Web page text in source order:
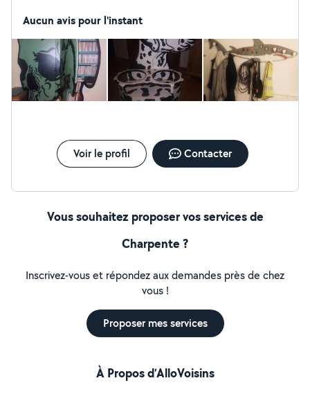
métallique, monteur d'échafaudages, isolateur
des meubles disgn et fonctionnel,rénove des meubles
en bois ou autre. Je suis organiser, sérieux et propre
dans mon travail.
Aucun avis pour l'instant
Voir le profil Contacter
Vous souhaitez proposer vos services de
Charpente ?
Inscrivez-vous et répondez aux demandes près de chez
vous !
Proposer mes services
À Propos d’AlloVoisins